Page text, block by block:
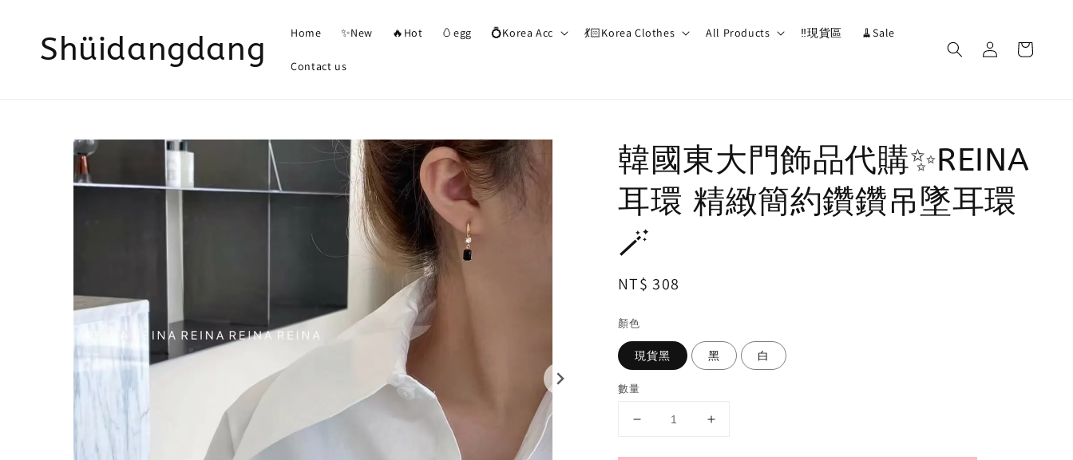
Shüidangdang Home ✨New 🔥Hot 🥚egg 💍Korea Acc 💃🏻Korea Clothes All Products ‼️現貨區 🧹Sale
Contact us
韓國東大門飾品代購✨REINA
耳環 精緻簡約鑽鑽吊墜耳環
🪄
Regular
NT$ 308
顏色
現貨黑 黑 白
數量